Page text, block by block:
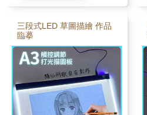
三段式LED 草圖描繪 作品
臨摹